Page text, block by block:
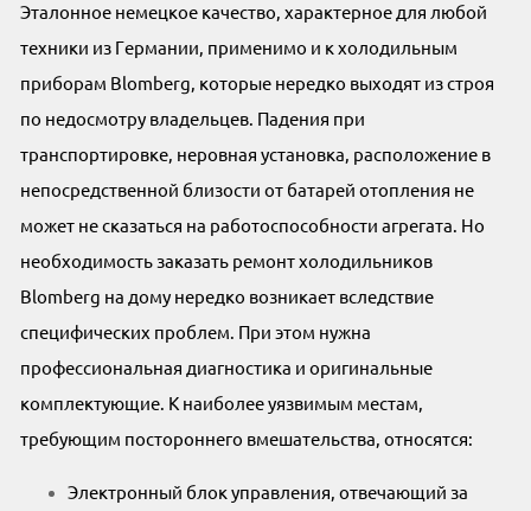
Эталонное немецкое качество, характерное для любой
техники из Германии, применимо и к холодильным
приборам Blomberg, которые нередко выходят из строя
по недосмотру владельцев. Падения при
транспортировке, неровная установка, расположение в
непосредственной близости от батарей отопления не
может не сказаться на работоспособности агрегата. Но
необходимость заказать ремонт холодильников
Blomberg на дому нередко возникает вследствие
специфических проблем. При этом нужна
профессиональная диагностика и оригинальные
комплектующие. К наиболее уязвимым местам,
требующим постороннего вмешательства, относятся:
Электронный блок управления, отвечающий за